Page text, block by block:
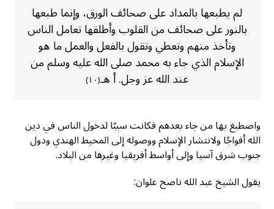
لم يطبعها بالمداد على صحائف الورق، وإنما طبعها
بالنور على صحائف من القلوب وأطلقها تعامل الناس
وتأخذ منهم وتعطي وتقول بالفعل والعمل ما هو
الإسلام الذي جاء به محمد صلى الله عليه وسلم من
عند الله عز وجل. أ هـ(١٠)
واصطبغ بها من جاء بعدهم فكانت سببًا لدخول الناس في دين
الله أفواجًا ولانتشار الإسلام ووصوله إلى المحيط الهندي ودول
جنوب شرق آسيا وإلى أواسط أفريقيا وغيرها من البلاد.
يقول الشيخ عبد الله ناصح علوان: